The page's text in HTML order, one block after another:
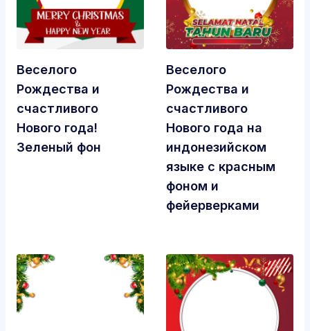
Веселого
Рождества и
счастливого
Нового года!
Зеленый фон
Веселого
Рождества и
счастливого
Нового года на
индонезийском
языке с красным
фоном и
фейерверками